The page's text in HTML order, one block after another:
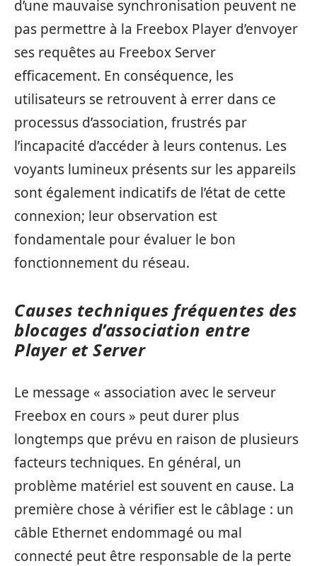
d’une mauvaise synchronisation peuvent ne
pas permettre à la Freebox Player d’envoyer
ses requêtes au Freebox Server
efficacement. En conséquence, les
utilisateurs se retrouvent à errer dans ce
processus d’association, frustrés par
l’incapacité d’accéder à leurs contenus. Les
voyants lumineux présents sur les appareils
sont également indicatifs de l’état de cette
connexion; leur observation est
fondamentale pour évaluer le bon
fonctionnement du réseau.
Causes techniques fréquentes des
blocages d’association entre
Player et Server
Le message « association avec le serveur
Freebox en cours » peut durer plus
longtemps que prévu en raison de plusieurs
facteurs techniques. En général, un
problème matériel est souvent en cause. La
première chose à vérifier est le câblage : un
câble Ethernet endommagé ou mal
connecté peut être responsable de la perte